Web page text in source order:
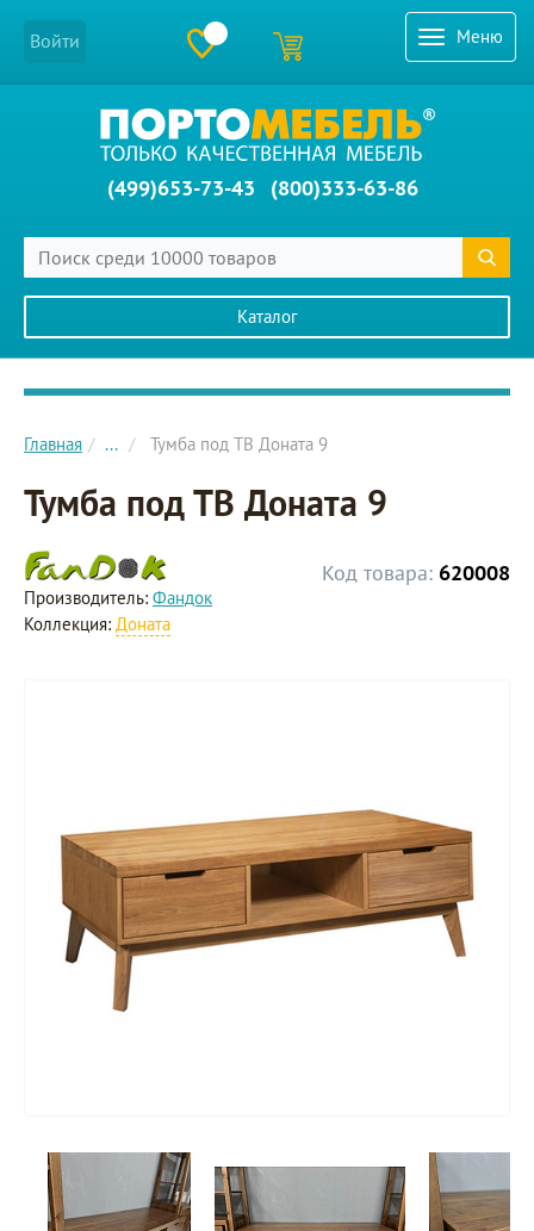
Меню
Войти
(499)653-73-43 (800)333-63-86
Каталог
Главное меню сайта
Главная ... Тумба под ТВ Доната 9
Тумба под ТВ Доната 9
Код товара: 620008
Производитель: Фандок
Коллекция: Доната